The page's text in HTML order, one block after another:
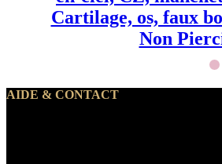
Cartilage, os, faux
Non
AIDE & CONTACT